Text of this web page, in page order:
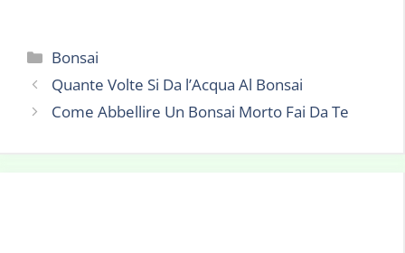
Categorie
Bonsai
Quante Volte Si Da l’Acqua Al Bonsai
Come Abbellire Un Bonsai Morto Fai Da Te